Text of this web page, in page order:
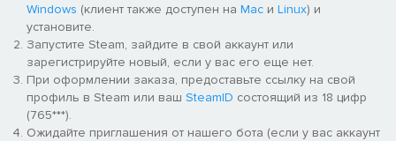
Windows (клиент также доступен на Mac и Linux) и
установите.
Запустите Steam, зайдите в свой аккаунт или
зарегистрируйте новый, если у вас его еще нет.
При оформлении заказа, предоставьте ссылку на свой
профиль в Steam или ваш SteamID состоящий из 18 цифр
(765***).
Ожидайте приглашения от нашего бота (если у вас аккаунт